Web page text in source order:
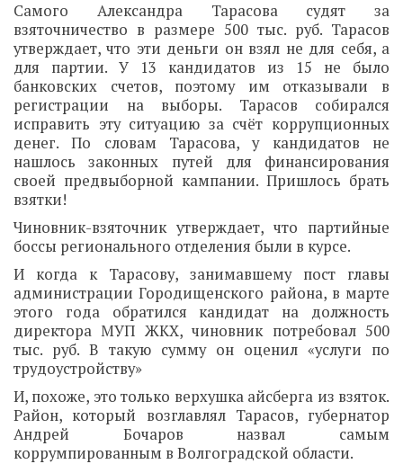
Самого Александра Тарасова судят за
взяточничество в размере 500 тыс. руб. Тарасов
утверждает, что эти деньги он взял не для себя, а
для партии. У 13 кандидатов из 15 не было
банковских счетов, поэтому им отказывали в
регистрации на выборы. Тарасов собирался
исправить эту ситуацию за счёт коррупционных
денег. По словам Тарасова, у кандидатов не
нашлось законных путей для финансирования
своей предвыборной кампании. Пришлось брать
взятки!
Чиновник-взяточник утверждает, что партийные
боссы регионального отделения были в курсе.
И когда к Тарасову, занимавшему пост главы
администрации Городищенского района, в марте
этого года обратился кандидат на должность
директора МУП ЖКХ, чиновник потребовал 500
тыс. руб. В такую сумму он оценил «услуги по
трудоустройству»
И, похоже, это только верхушка айсберга из взяток.
Район, который возглавлял Тарасов, губернатор
Андрей Бочаров назвал самым
коррумпированным в Волгоградской области.